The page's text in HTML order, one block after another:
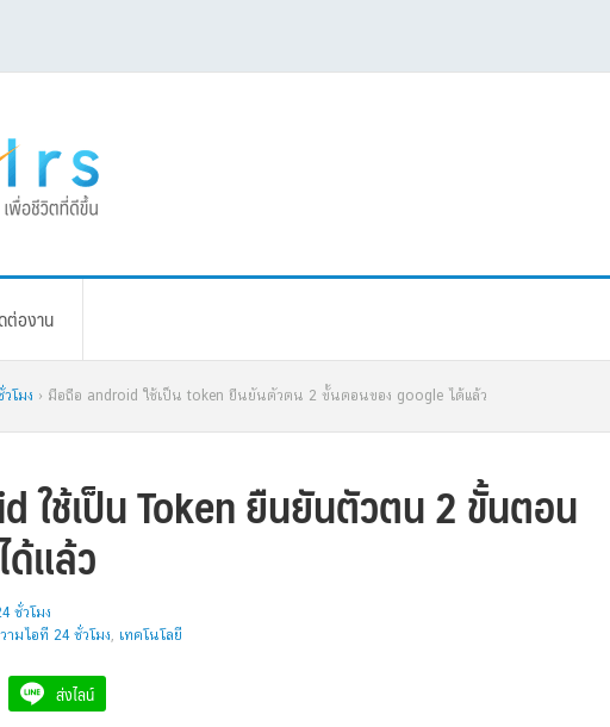
ต่องาน
โมง › มือถือ android ใช้เป็น token ยืนยันตัวตน 2 ขั้นตอนของ google ได้แล้ว
ใช้เป็น Token ยืนยันตัวตน 2 ขั้นตอน
แล้ว
ชั่วโมง
ามไอที 24 ชั่วโมง, เทคโนโลยี
ส่งไลน์